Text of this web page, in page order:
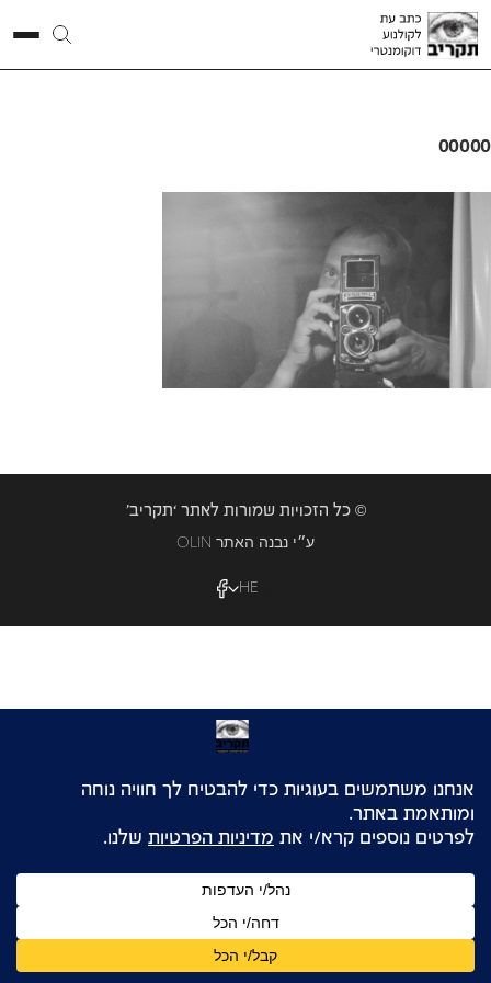
00000
© כל הזכויות שמורות לאתר ‘תקריב’
OLIN ע״י נבנה האתר
HE